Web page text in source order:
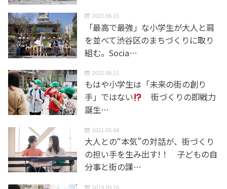
2023.06.15
「最高で最強」な小学生が大人と肩
を並べて渋谷区のまちづくりに取り
組む。Socia…
2022.06.21
もはや小学生は「未来の街の創り
手」ではない
街づくりの即戦力
誕生…
2021.05.04
大人との“本気”の対話が、街づくり
の担い手を生み出す!！ 子どもの自
分事と街の課…
2019.09.26